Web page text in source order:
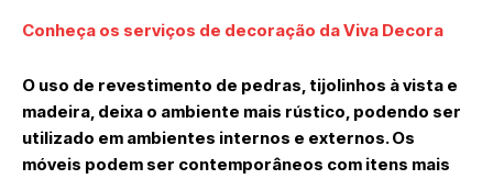
Conheça os serviços de decoração da Viva Decora
O uso de revestimento de pedras, tijolinhos à vista e
madeira, deixa o ambiente mais rústico, podendo ser
utilizado em ambientes internos e externos. Os
móveis podem ser contemporâneos com itens mais